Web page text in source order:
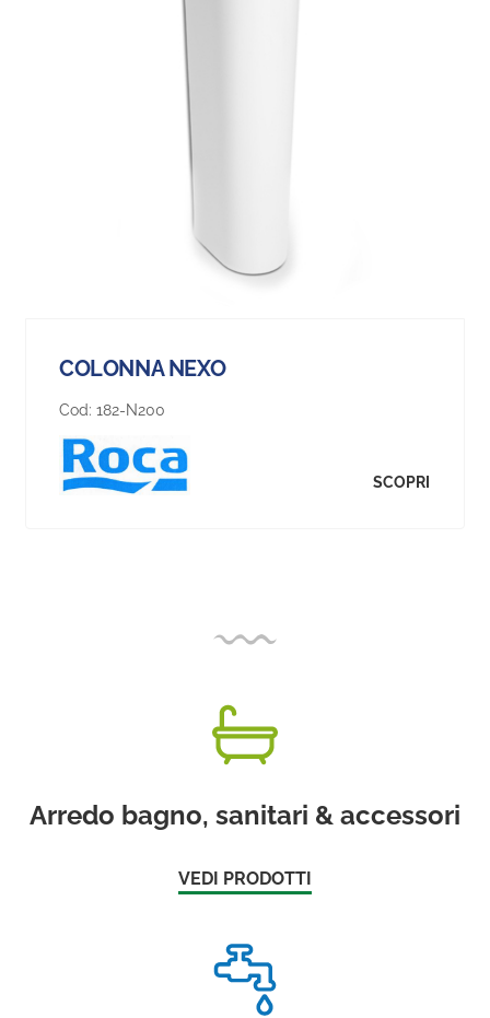
COLONNA NEXO
Cod: 182-N200
SCOPRI
Arredo bagno, sanitari & accessori
VEDI PRODOTTI